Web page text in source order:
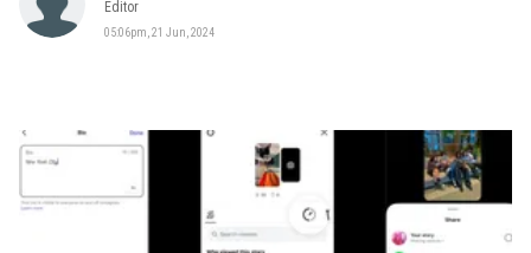
Editor
05:06pm, 21 Jun, 2024